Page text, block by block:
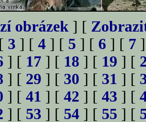
obrázek ] [
3 ] [ 4 ] [ 5 ] [ 6 ] [ 7
] [ 17 ] [ 18 ] [ 19 ] [
] [ 29 ] [ 30 ] [ 31 ] [
] [ 41 ] [ 42 ] [ 43 ] [
] [ 53 ] [ 54 ] [ 55 ] [